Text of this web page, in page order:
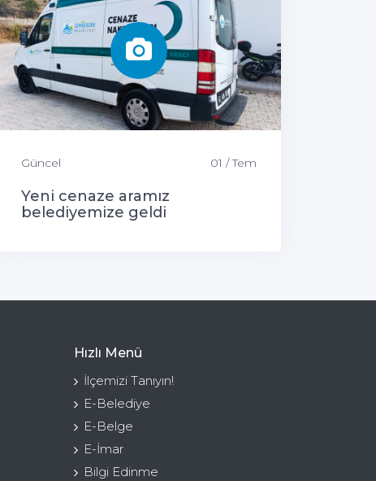
Güncel 01 / Tem
Yeni cenaze aramız
belediyemize geldi
Hızlı Menü
İlçemizi Tanıyın!
E-Belediye
E-Belge
E-İmar
Bilgi Edinme